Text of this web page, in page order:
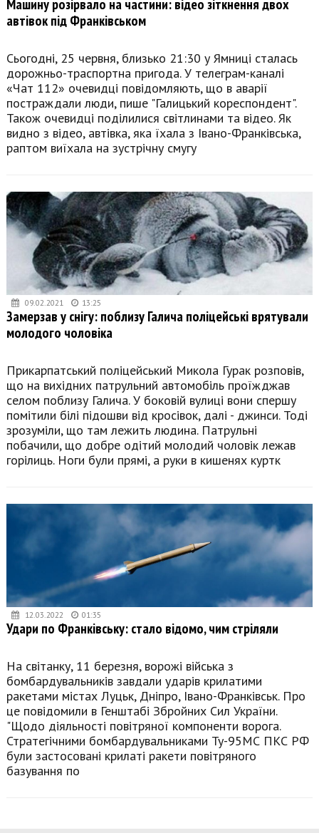
Машину розірвало на частини: відео зіткнення двох
автівок під Франківськом
Сьогодні, 25 червня, близько 21:30 у Ямниці сталась
дорожньо-траспортна пригода. У телеграм-каналі
«Чат 112» очевидці повідомляють, що в аварії
постраждали люди, пише "Галицький кореспондент".
Також очевидці поділилися світлинами та відео. Як
видно з відео, автівка, яка їхала з Івано-Франківська,
раптом виїхала на зустрічну смугу
09.02.2021 13:25
Замерзав у снігу: поблизу Галича поліцейські врятували
молодого чоловіка
Прикарпатський поліцейський Микола Гурак розповів,
що на вихідних патрульний автомобіль проїжджав
селом поблизу Галича. У боковій вулиці вони спершу
помітили білі підошви від кросівок, далі - джинси. Тоді
зрозуміли, що там лежить людина. Патрульні
побачили, що добре одітий молодий чоловік лежав
горілиць. Ноги були прямі, а руки в кишенях куртк
12.03.2022 01:35
Удари по Франківську: стало відомо, чим стріляли
На світанку, 11 березня, ворожі війська з
бомбардувальників завдали ударів крилатими
ракетами містах Луцьк, Дніпро, Івано-Франківськ. Про
це повідомили в Генштабі Збройних Сил України.
"Щодо діяльності повітряної компоненти ворога.
Стратегічними бомбардувальниками Ту-95МС ПКС РФ
були застосовані крилаті ракети повітряного
базування по